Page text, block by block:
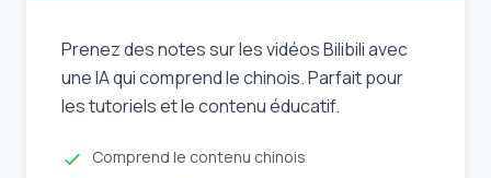
Prenez des notes sur les vidéos Bilibili avec
une IA qui comprend le chinois. Parfait pour
les tutoriels et le contenu éducatif.
Comprend le contenu chinois